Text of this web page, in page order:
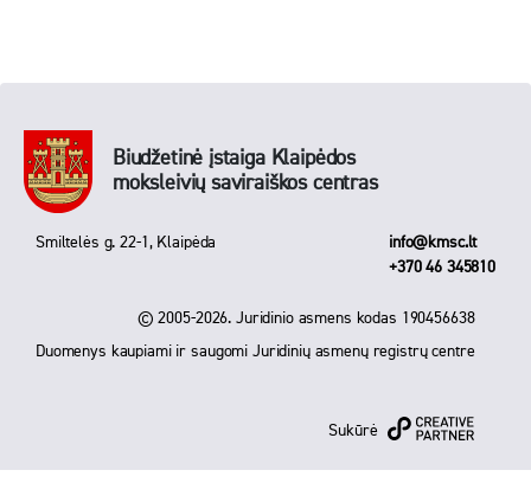
Biudžetinė įstaiga Klaipėdos
moksleivių saviraiškos centras
Smiltelės g. 22-1, Klaipėda
info@kmsc.lt
+370 46 345810
© 2005-2026. Juridinio asmens kodas 190456638
Duomenys kaupiami ir saugomi Juridinių asmenų registrų centre
Sukūrė